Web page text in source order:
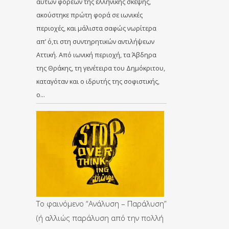
αυτών φορέων της ελληνικής σκέψης,
ακούστηκε πρώτη φορά σε ιωνικές
περιοχές, και μάλιστα σαφώς νωρίτερα
απ’ ό,τι στη συντηρητικών αντιλήψεων
Αττική. Από ιωνική περιοχή, τα Άβδηρα
της Θράκης, τη γενέτειρα του Δημόκριτου,
καταγόταν και ο ιδρυτής της σοφιστικής,
ο…
Το φαινόμενο “Ανάλυση – Παράλυση”
(ή αλλιώς παράλυση από την πολλή